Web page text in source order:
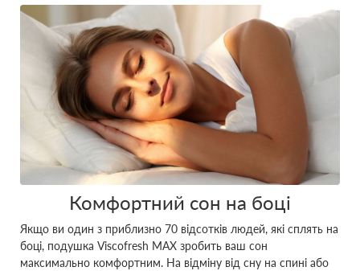
Комфортний сон на боці
Якщо ви один з приблизно 70 відсотків людей, які сплять на
боці, подушка Viscofresh MAX зробить ваш сон
максимально комфортним. На відміну від сну на спині або